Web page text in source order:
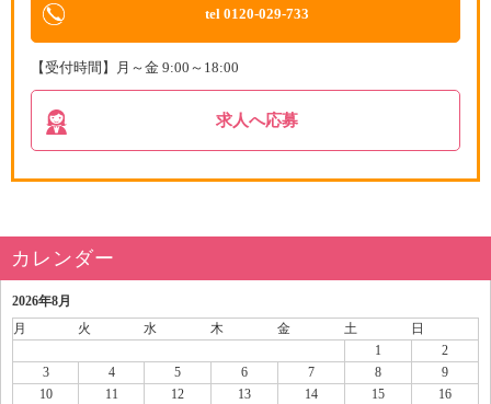
tel 0120-029-733
【受付時間】月～金 9:00～18:00
求人へ応募
カレンダー
2026年8月
月
火 水 木 金 土
日
1
2
3
4 5 6 7 8
9
10
11 12 13 14 15
16